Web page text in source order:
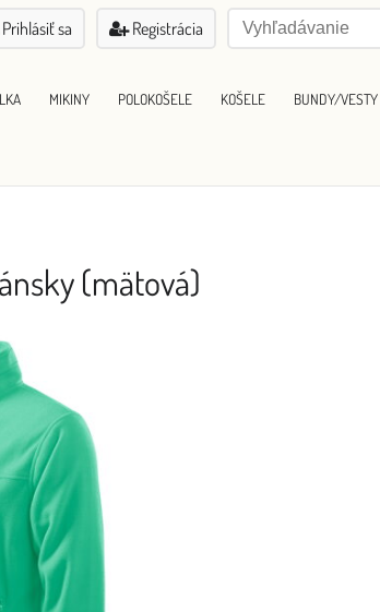
Prihlásiť sa Registrácia
MIKINY POLOKOŠELE KOŠELE BUNDY/VESTY
(mätová)